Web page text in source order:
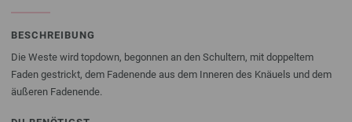
BESCHREIBUNG
Die Weste wird topdown, begonnen an den Schultern, mit doppeltem
Faden gestrickt, dem Fadenende aus dem Inneren des Knäuels und dem
äußeren Fadenende.